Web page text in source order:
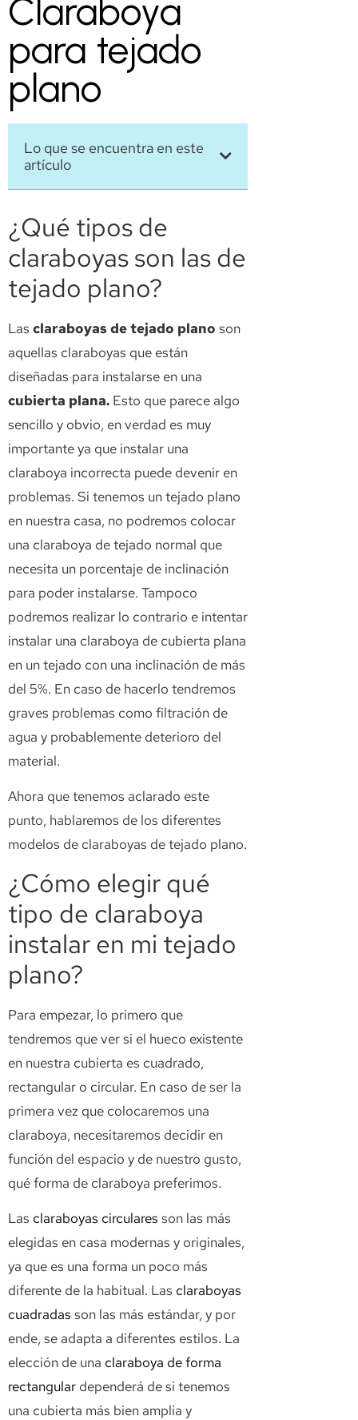
Claraboya
para tejado
plano
¿Qué tipos de
claraboyas son las de
tejado plano?
Las claraboyas de tejado plano son
aquellas claraboyas que están
diseñadas para instalarse en una
cubierta plana. Esto que parece algo
sencillo y obvio, en verdad es muy
importante ya que instalar una
claraboya incorrecta puede devenir en
problemas. Si tenemos un tejado plano
en nuestra casa, no podremos colocar
una claraboya de tejado normal que
necesita un porcentaje de inclinación
para poder instalarse. Tampoco
podremos realizar lo contrario e intentar
instalar una claraboya de cubierta plana
en un tejado con una inclinación de más
del 5%. En caso de hacerlo tendremos
graves problemas como filtración de
agua y probablemente deterioro del
material.
Ahora que tenemos aclarado este
punto, hablaremos de los diferentes
modelos de claraboyas de tejado plano.
¿Cómo elegir qué
tipo de claraboya
instalar en mi tejado
plano?
Para empezar, lo primero que
tendremos que ver si el hueco existente
en nuestra cubierta es cuadrado,
rectangular o circular. En caso de ser la
primera vez que colocaremos una
claraboya, necesitaremos decidir en
función del espacio y de nuestro gusto,
qué forma de claraboya preferimos.
Las claraboyas circulares son las más
elegidas en casa modernas y originales,
ya que es una forma un poco más
diferente de la habitual. Las claraboyas
cuadradas son las más estándar, y por
ende, se adapta a diferentes estilos. La
elección de una claraboya de forma
rectangular dependerá de si tenemos
una cubierta más bien amplia y
Lo que se encuentra en este
artículo